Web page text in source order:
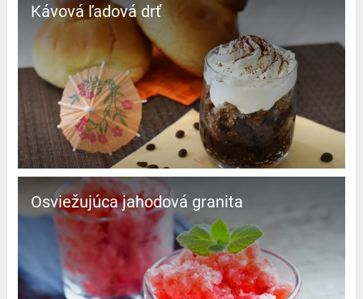
Kávová ľadová drť
Osviežujúca jahodová granita